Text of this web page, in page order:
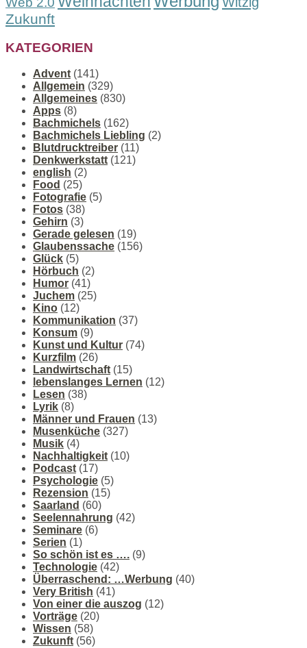
Zukunft
KATEGORIEN
Advent (141)
Allgemein (329)
Allgemeines (830)
Apps (8)
Bachmichels (162)
Bachmichels Liebling (2)
Blutdrucktreiber (11)
Denkwerkstatt (121)
english (2)
Food (25)
Fotografie (5)
Fotos (38)
Gehirn (3)
Gerade gelesen (19)
Glaubenssache (156)
Glück (5)
Hörbuch (2)
Humor (41)
Juchem (25)
Kino (12)
Kommunikation (37)
Konsum (9)
Kunst und Kultur (74)
Kurzfilm (26)
Landwirtschaft (15)
lebenslanges Lernen (12)
Lesen (38)
Lyrik (8)
Männer und Frauen (13)
Musenküche (327)
Musik (4)
Nachhaltigkeit (10)
Podcast (17)
Psychologie (5)
Rezension (15)
Saarland (60)
Seelennahrung (42)
Seminare (6)
Serien (1)
So schön ist es …. (9)
Technologie (42)
Überraschend: …Werbung (40)
Very British (41)
Von einer die auszog (12)
Vorträge (20)
Wissen (58)
Zukunft (56)